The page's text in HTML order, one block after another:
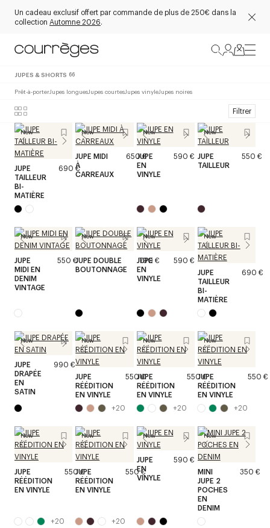
Un cadeau exclusif offert par commande de plus de 250€ dans la
collection Automne 2026.
JUPES & SHORTS 66
Prêt-à-porterJupes longuesJupes courtesJupes vinyleJupes noires
Filtrer
New
JUPE
TAILLEUR
BI-
MATIÈRE
690 €
New
JUPE MIDI
À
CARREAUX
650 €
New
JUPE
EN
VINYLE
590 €
New
JUPE
TAILLEUR
550 €
New
JUPE
MIDI EN
DENIM
VINTAGE
550 €
New
JUPE DOUBLE
BOUTONNAGE
790 €
New
JUPE
EN
VINYLE
590 €
New
JUPE
TAILLEUR
BI-
MATIÈRE
690 €
New
JUPE
DRAPÉE
EN
SATIN
990 €
New
JUPE
RÉÉDITION
EN VINYLE
550 €
+20
New
JUPE
RÉÉDITION
EN VINYLE
550 €
+20
New
JUPE
RÉÉDITION
EN VINYLE
550 €
+20
New
JUPE
RÉÉDITION
EN VINYLE
550 €
+20
New
JUPE
RÉÉDITION
EN VINYLE
550 €
+20
New
JUPE
EN
VINYLE
590 €
New
MINI
JUPE 2
POCHES
EN
DENIM
350 €